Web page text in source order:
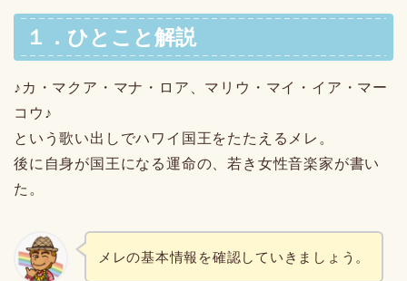
１．ひとこと解説
♪カ・マクア・マナ・ロア、マリウ・マイ・イア・マー
コウ♪
という歌い出しでハワイ国王をたたえるメレ。
後に自身が国王になる運命の、若き女性音楽家が書い
た。
メレの基本情報を確認していきましょう。